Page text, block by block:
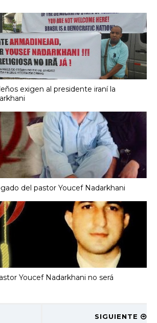
exigen al presidente iraní la
del pastor Youcef Nadarkhani
Youcef Nadarkhani no será
SIGUIENTE